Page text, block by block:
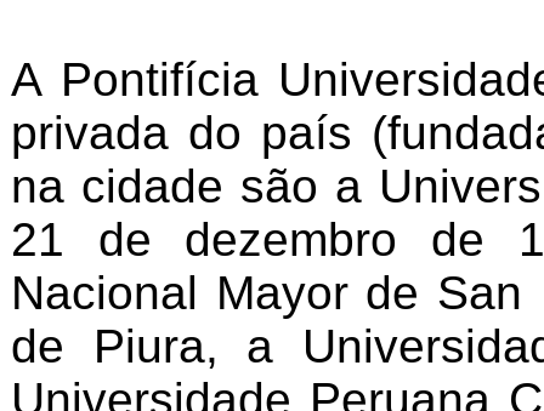
A Pontifícia
privada do país
na cidade são a
21 de dezembro de
Nacional Mayor de
de Piura, a
Universidade Peruana